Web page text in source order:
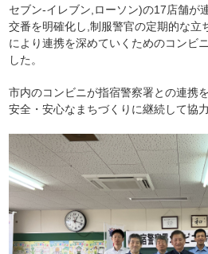
セブン-イレブン,ローソン)の17店舗が
交番を明確化し,制服警官の定期的な立
により連携を深めていくためのコンビ
した。
市内のコンビニが指宿警察署との連携
安全・安心なまちづくりに継続して協